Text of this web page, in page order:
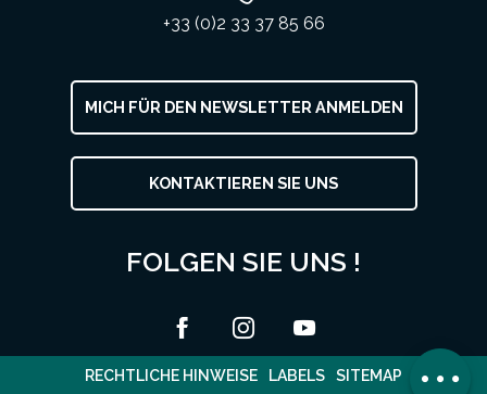
Kommentare
MICH FÜR DEN NEWSLETTER ANMELDEN
KONTAKTIEREN SIE UNS
FOLGEN SIE UNS !
+33 (0)2 33 37 85 66
RECHTLICHE HINWEISE LABELS SITEMAP